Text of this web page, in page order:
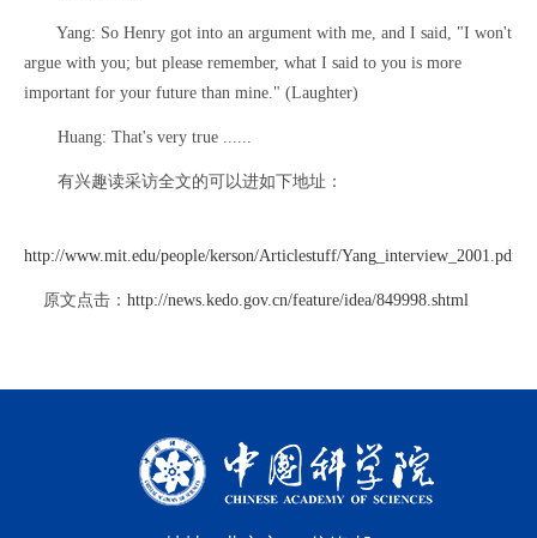
Yang: So Henry got into an argument with me, and I said, "I won't
argue with you; but please remember, what I said to you is more
important for your future than mine." (Laughter)
Huang: That's very true ......
有兴趣读采访全文的可以进如下地址：
http://www.mit.edu/people/kerson/Articlestuff/Yang_interview_2001.pdf
原文点击： http://news.kedo.gov.cn/feature/idea/849998.shtml